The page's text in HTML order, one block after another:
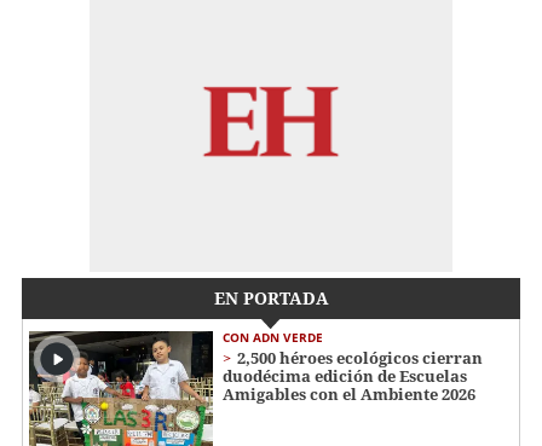
EN PORTADA
CON ADN VERDE
2,500 héroes ecológicos cierran
duodécima edición de Escuelas
Amigables con el Ambiente 2026